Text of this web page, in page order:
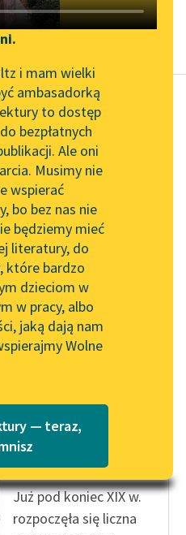
Zgłoś brak utworu
Narzędzia
Mapa Wolnych Lektur
Leśmianator
Przewodnik dla piszących i
czytających
API
OAI-PMH
Widget Wolnych Lektur
Przypisy
Katalog w formacie PDF
i mam wielki
ambasadorką
to dostęp
bezpłatnych
Ale oni
Musimy nie
wspierać
bo bez nas nie
będziemy mieć
literatury, do
które bardzo
dzieciom w
w pracy, albo
jaką dają nam
Wolne
— teraz,
Cecylia Walewska
Kobieta polska w
nauce
Jeżeli macochą jest
prasa dla świata
uczonych w ogóle, to
stosunek ten wzmaga
się, gdy...
Czytaj więcej
Kobieta polska w
nauce
Już pod koniec XIX w.
rozpoczęła się liczna